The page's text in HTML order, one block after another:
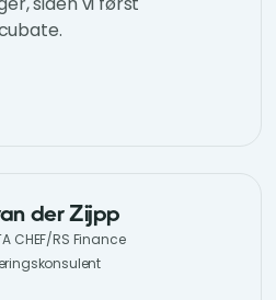
der Zijpp
CHEF/RS Finance